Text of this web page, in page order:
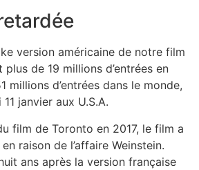
version américaine de notre film
de 19 millions d’entrées en
millions d’entrées dans le monde,
janvier aux U.S.A.
film de Toronto en 2017, le film a
raison de l’affaire Weinstein.
ans après la version française